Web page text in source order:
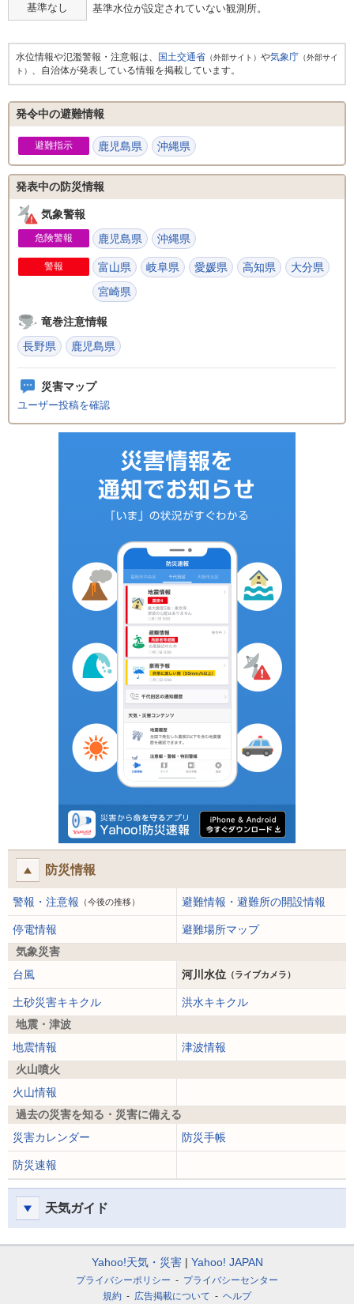
基準なし 基準水位が設定されていない観測所。
水位情報や氾濫警報・注意報は、 国土交通省 （外部サイト） や気象庁 （外部サイ
ト） 、自治体が発表している情報を掲載しています。
発令中の避難情報
避難指示 鹿児島県 沖縄県
発表中の防災情報
気象警報
危険警報 鹿児島県 沖縄県
警報 富山県 岐阜県 愛媛県 高知県
大分県
宮崎県
竜巻注意情報
長野県
鹿児島県
災害マップ
ユーザー投稿を確認
防災情報
警報・注意報 （今後の推移） 避難情報・避難所の開設情報
停電情報
避難場所マップ
気象災害
台風
河川水位 （ライブカメラ）
土砂災害キキクル
洪水キキクル
地震・津波
地震情報
津波情報
火山噴火
火山情報
過去の災害を知る・災害に備える
災害カレンダー
防災手帳
防災速報
天気ガイド
Yahoo!天気・災害 Yahoo! JAPAN
プライバシーポリシー
プライバシーセンター
規約
広告掲載について ヘルプ